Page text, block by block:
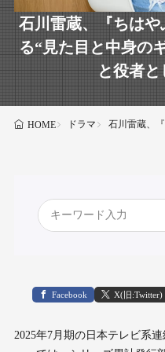
石川雷蔵、『ちは
る“見た目と中身
と役者と
HOME ドラマ 石川雷蔵、
Facebook X(旧:Twitter)
2025年7月期の日本テレビ系